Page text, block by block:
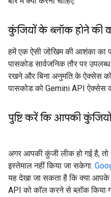
कुंजियों के ब्लॉक होने की
हमें एक ऐसी जोखिम की आशंका का
पासकोड सार्वजनिक तौर पर
रखने और बिना अनुमति के ऐक्सेस
पासकोड को Gemini API ऐक्सेस
पुष्टि करें कि आपकी
अगर आपकी कुंजी लीक हो गई है,
इस्तेमाल नहीं किया जा सकेगा.
यह देखा जा सकता है कि क्या
API को कॉल करने से ब्लॉक किया